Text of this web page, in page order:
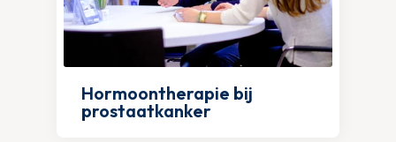
Hormoontherapie bij
prostaatkanker